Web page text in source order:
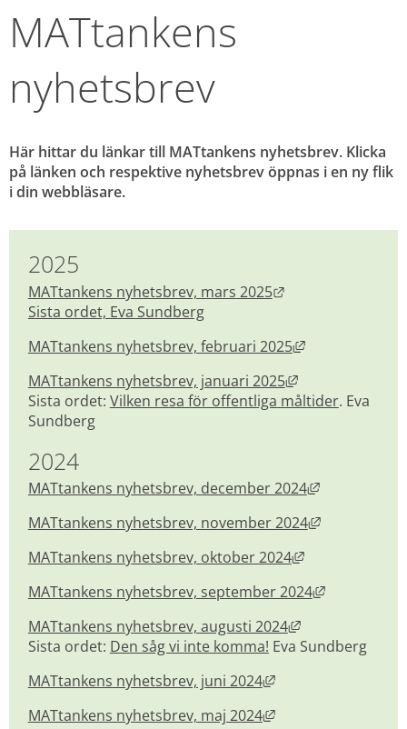
MATtankens
nyhetsbrev
Här hittar du länkar till MATtankens nyhetsbrev. Klicka
på länken och respektive nyhetsbrev öppnas i en ny flik
i din webbläsare.
2025
MATtankens nyhetsbrev, mars 2025 Länk till annan
Sista ordet, Eva Sundberg
MATtankens nyhetsbrev, februari 2025 Länk till
MATtankens nyhetsbrev, januari 2025 Länk till annan
Sista ordet: Vilken resa för offentliga måltider. Eva
Sundberg
2024
MATtankens nyhetsbrev, december 2024 Länk till
MATtankens nyhetsbrev, november 2024 Länk till
MATtankens nyhetsbrev, oktober 2024 Länk till
MATtankens nyhetsbrev, september 2024 Länk till
MATtankens nyhetsbrev, augusti 2024 Länk till annan
Sista ordet: Den såg vi inte komma! Eva Sundberg
MATtankens nyhetsbrev, juni 2024 Länk till annan
MATtankens nyhetsbrev, maj 2024 Länk till annan